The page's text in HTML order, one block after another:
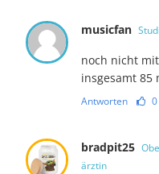
musicfan Studi
noch nicht
insgesamt 85
Antworten 0
bradpit25
ärztin